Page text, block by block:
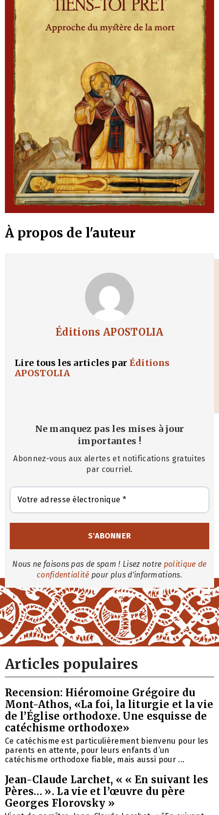
À propos de l'auteur
Éditions APOSTOLIA
Lire tous les articles par Éditions
APOSTOLIA
Ne manquez pas les mises à jour
importantes !
Abonnez-vous aux alertes et notifications gratuites
par courriel.
Nous ne faisons pas de spam ! Lisez notre politique de
confidentialité pour plus d'informations.
Articles populaires
Recension: Hiéromoine Grégoire du
Mont-Athos, «La foi, la liturgie et la vie
de l’Église orthodoxe. Une esquisse de
catéchisme orthodoxe»
Ce catéchisme est particulièrement bienvenu pour les
parents en attente, pour leurs enfants d’un
catéchisme orthodoxe fiable, mais aussi pour ...
Jean-Claude Larchet, « « En suivant les
Pères… ». La vie et l’œuvre du père
Georges Florovsky »